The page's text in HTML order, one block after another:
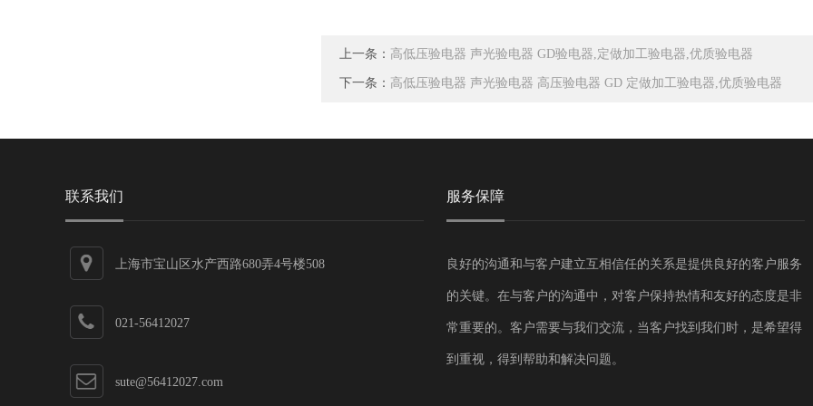
上一条： 高低压验电器 声光验电器 GD验电器,定做加工验电器,优质验电器
下一条： 高低压验电器 声光验电器 高压验电器 GD 定做加工验电器,优质验电器
联系我们
上海市宝山区水产西路680弄4号楼508
021-56412027
sute@56412027.com
服务保障
良好的沟通和与客户建立互相信任的关系是提供良好的客户服务
的关键。在与客户的沟通中，对客户保持热情和友好的态度是非
常重要的。客户需要与我们交流，当客户找到我们时，是希望得
到重视，得到帮助和解决问题。